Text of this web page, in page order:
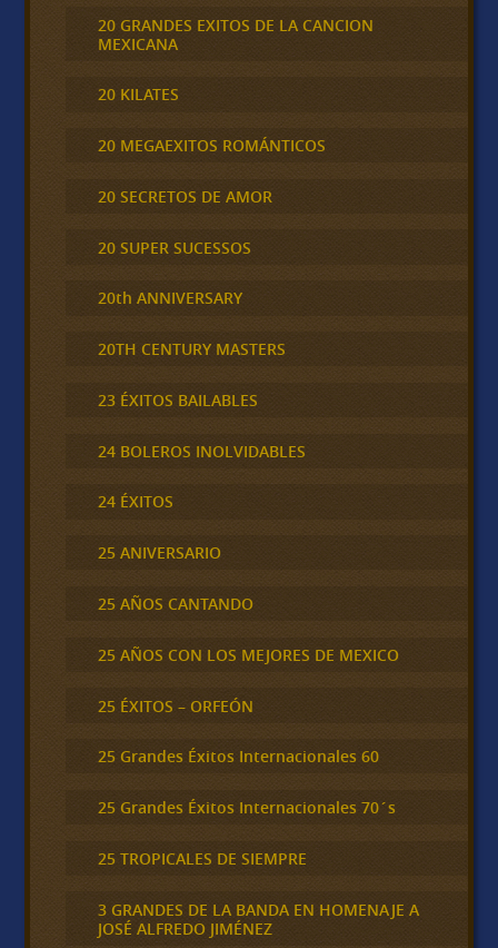
20 GRANDES EXITOS DE LA CANCION
MEXICANA
20 KILATES
20 MEGAEXITOS ROMÁNTICOS
20 SECRETOS DE AMOR
20 SUPER SUCESSOS
20th ANNIVERSARY
20TH CENTURY MASTERS
23 ÉXITOS BAILABLES
24 BOLEROS INOLVIDABLES
24 ÉXITOS
25 ANIVERSARIO
25 AÑOS CANTANDO
25 AÑOS CON LOS MEJORES DE MEXICO
25 ÉXITOS – ORFEÓN
25 Grandes Éxitos Internacionales 60
25 Grandes Éxitos Internacionales 70´s
25 TROPICALES DE SIEMPRE
3 GRANDES DE LA BANDA EN HOMENAJE A
JOSÉ ALFREDO JIMÉNEZ